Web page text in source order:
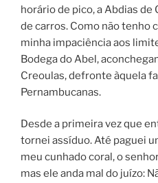
horário de pico, a Abdias
de carros. Como não tenho
minha impaciência aos
Bodega do Abel,
Creoulas, defronte àquela
Pernambucanas.
Desde a primeira vez que
tornei assíduo. Até paguei
meu cunhado coral, o
mas ele anda mal do juízo: